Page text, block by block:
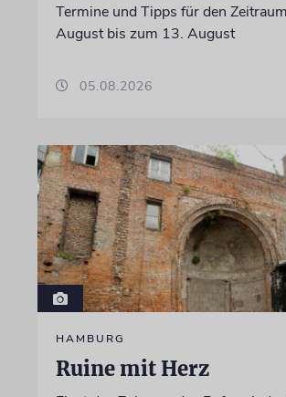
Termine und Tipps für den
August bis zum 13. August
05.08.2026
HAMBURG
Ruine mit Herz